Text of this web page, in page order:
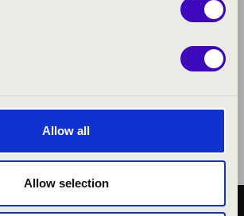
Allow all
Allow selection